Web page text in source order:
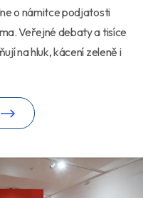
o námitce podjatosti
Veřejné debaty a tisíce
na hluk, kácení zeleně i